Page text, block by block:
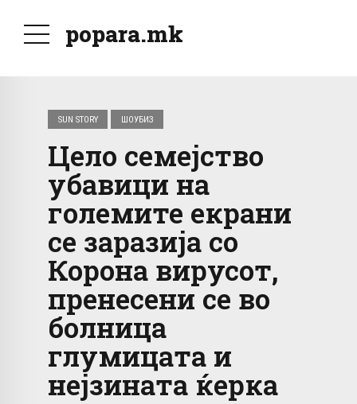
popara.mk
SUN STORY ШОУБИЗ
Цело семејство
убавици на
големите екрани
се заразија со
Корона вирусот,
пренесени се во
болница
глумицата и
нејзината ќерка